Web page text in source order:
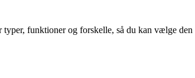
funktioner og forskelle, så du kan vælge